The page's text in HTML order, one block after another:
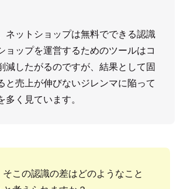
ネットショップは無料でできる認識
ョップを運営するためのツールはコ
減したがるのですが、結果として固
と売上が伸びないジレンマに陥って
多く見ています。
この認識の差はどのようなこと